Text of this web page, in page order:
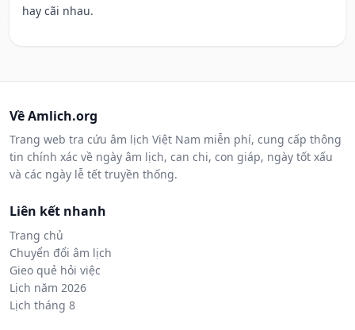
hay cãi nhau.
Về Amlich.org
Trang web tra cứu âm lịch Việt Nam miễn phí, cung cấp thông
tin chính xác về ngày âm lịch, can chi, con giáp, ngày tốt xấu
và các ngày lễ tết truyền thống.
Liên kết nhanh
Trang chủ
Chuyển đổi âm lịch
Gieo quẻ hỏi việc
Lịch năm 2026
Lịch tháng 8